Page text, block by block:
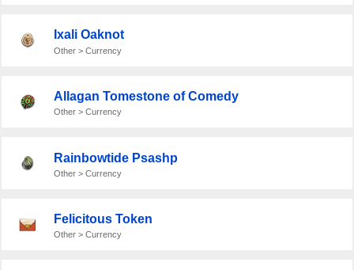
Ixali Oaknot
Other > Currency
Allagan Tomestone of Comedy
Other > Currency
Rainbowtide Psashp
Other > Currency
Felicitous Token
Other > Currency